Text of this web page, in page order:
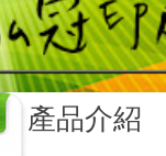
產品介紹